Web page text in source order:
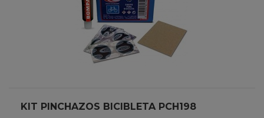
KIT PINCHAZOS BICIBLETA PCH198